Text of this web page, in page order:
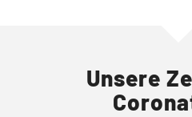
Unsere